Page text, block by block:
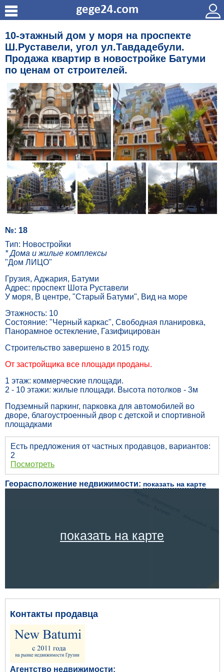
10-этажный дом у моря на проспекте
Ш.Руставели, угол ул.Тавдадебули.
Продажа квартир в новостройке Батуми
по ценам от строителей.
№: 18
Тип: Новостройки
* Дома и жилые комплексы
"Дом ЛИЦО"
Грузия, Аджария, Батуми
Адрес: проспект Шота Руставели
У моря, В центре, "Старый Батуми", Вид на море
Этажность: 10
Состояние: "Черный каркас", Свободная планировка,
Панорамное остекление, Газифицирован
Строительство завершено в 2015 году.
От застройщика все площади проданы.
1 этаж: коммерческие площади.
2 - 10 этажи: жилые площади. Высота потолков - 3м
Подземный паркинг, парковка для автомобилей во
дворе, благоустроенный двор с детской и спортивной
площадками
Есть предложения от частных продавцов, вариантов:
2
Посмотреть
Георасположение недвижимости: показать на карте
показать на карте
Контакты продавца
Агентство недвижимости: